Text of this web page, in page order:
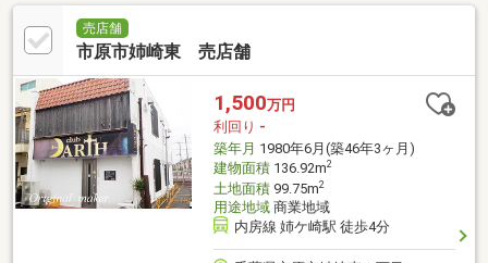
売店舗
市原市姉崎東 売店舗
1,500万円
利回り -
築年月 1980年6月(築46年3ヶ月)
建物面積136.92m2
土地面積99.75m2
用途地域商業地域
内房線 姉ケ崎駅 徒歩4分